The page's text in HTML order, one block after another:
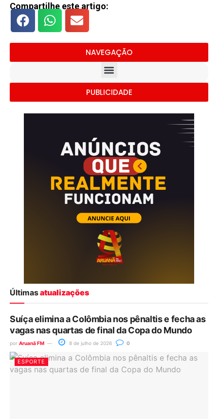
Compartilhe este artigo:
NAVEGAÇÃO
PUBLICIDADE
Últimasatualizações
Suíça elimina a Colômbia nos pênaltis e fecha as
vagas nas quartas de final da Copa do Mundo
por Aruanã FM 8 de julho de 2026 0
ESPORTE